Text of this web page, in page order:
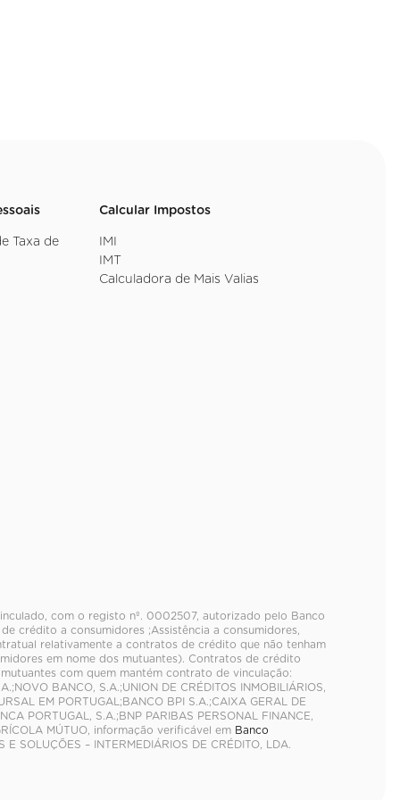
Taxa de
Calcular Impostos
IMI
IMT
Calculadora de Mais Valias
com o registo nº. 0002507, autorizado pelo Banco
crédito a consumidores ;Assistência a consumidores,
relativamente a contratos de crédito que não tenham
em nome dos mutuantes). Contratos de crédito
com quem mantém contrato de vinculação:
BANCO, S.A.;UNION DE CRÉDITOS INMOBILIÁRIOS,
EM PORTUGAL;BANCO BPI S.A.;CAIXA GERAL DE
PORTUGAL, S.A.;BNP PARIBAS PERSONAL FINANCE,
MÚTUO, informação verificável em Banco
SOLUÇÕES – INTERMEDIÁRIOS DE CRÉDITO, LDA.